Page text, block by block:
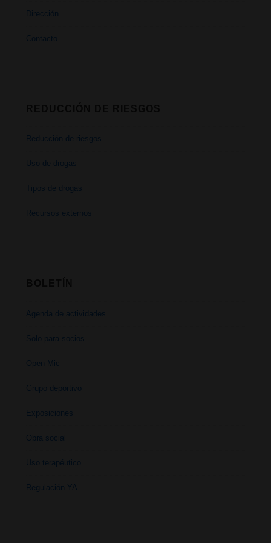
Dirección
Contacto
Reducción de riesgos
Uso de drogas
Tipos de drogas
Recursos externos
Agenda de actividades
Solo para socios
Open Mic
Grupo deportivo
Exposiciones
Obra social
Uso terapéutico
Regulación YA